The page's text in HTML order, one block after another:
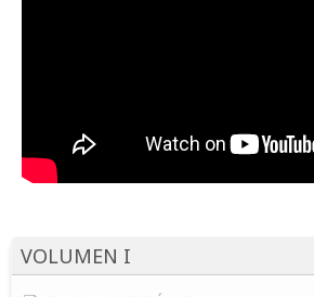
VOLUMEN I